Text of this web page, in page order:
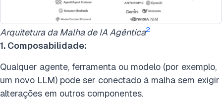
Arquitetura da Malha de IA Agêntica2
1. Composabilidade:
Qualquer agente, ferramenta ou modelo (por exemplo,
um novo LLM) pode ser conectado à malha sem exigir
alterações em outros componentes.